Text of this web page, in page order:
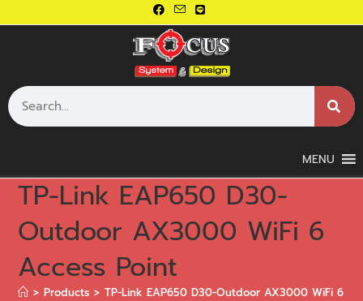
MENU
TP-Link EAP650 D30-
Outdoor AX3000 WiFi 6
Access Point
> Products > TP-Link EAP650 D30-Outdoor AX3000 WiFi 6